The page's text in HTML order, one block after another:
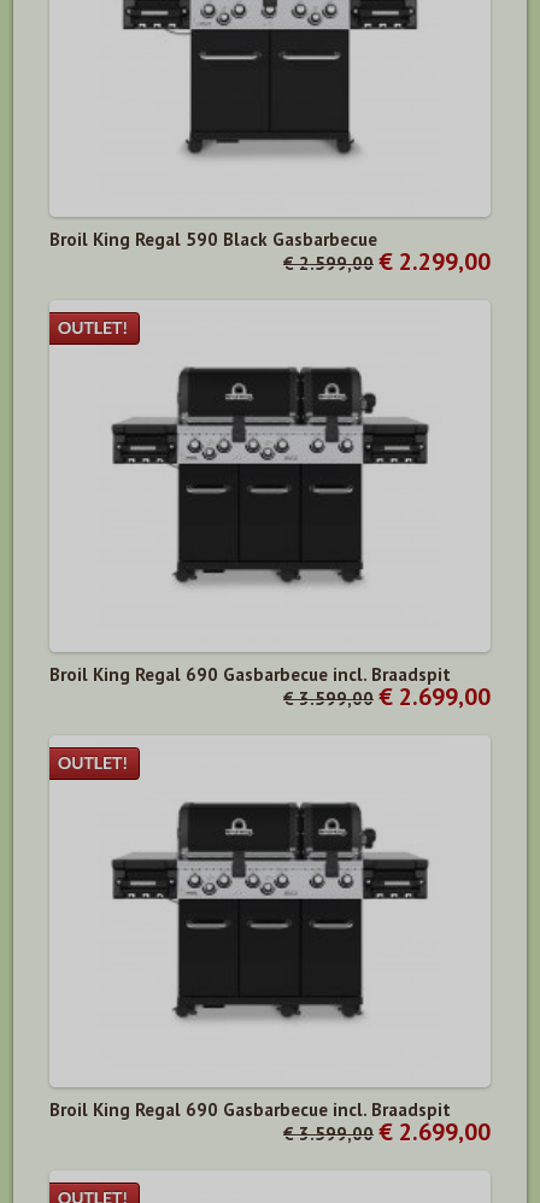
Broil King Regal 590 Black Gasbarbecue
€ 2.599,00 € 2.299,00
Broil King Regal 690 Gasbarbecue incl. Braadspit
€ 3.599,00 € 2.699,00
Broil King Regal 690 Gasbarbecue incl. Braadspit
€ 3.599,00 € 2.699,00